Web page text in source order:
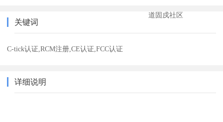
道固戍社区
关键词
C-tick认证,RCM注册,CE认证,FCC认证
详细说明